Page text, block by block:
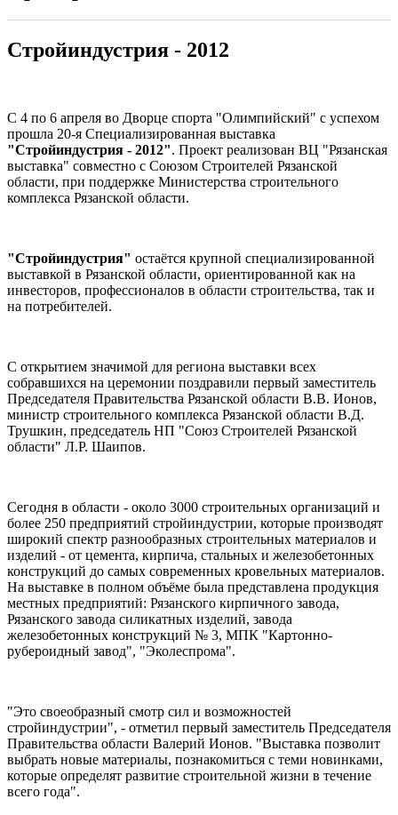
Стройиндустрия - 2012
С 4 по 6 апреля во Дворце спорта "Олимпийский" с успехом
прошла 20-я Специализированная выставка
"Стройиндустрия - 2012". Проект реализован ВЦ "Рязанская
выставка" совместно с Союзом Строителей Рязанской
области, при поддержке Министерства строительного
комплекса Рязанской области.
"Стройиндустрия" остаётся крупной специализированной
выставкой в Рязанской области, ориентированной как на
инвесторов, профессионалов в области строительства, так и
на потребителей.
С открытием значимой для региона выставки всех
собравшихся на церемонии поздравили первый заместитель
Председателя Правительства Рязанской области В.В. Ионов,
министр строительного комплекса Рязанской области В.Д.
Трушкин, председатель НП "Союз Строителей Рязанской
области" Л.Р. Шаипов.
Сегодня в области - около 3000 строительных организаций и
более 250 предприятий стройиндустрии, которые производят
широкий спектр разнообразных строительных материалов и
изделий - от цемента, кирпича, стальных и железобетонных
конструкций до самых современных кровельных материалов.
На выставке в полном объёме была представлена продукция
местных предприятий: Рязанского кирпичного завода,
Рязанского завода силикатных изделий, завода
железобетонных конструкций № 3, МПК "Картонно-
рубероидный завод", "Эколеспрома".
"Это своеобразный смотр сил и возможностей
стройиндустрии", - отметил первый заместитель Председателя
Правительства области Валерий Ионов. "Выставка позволит
выбрать новые материалы, познакомиться с теми новинками,
которые определят развитие строительной жизни в течение
всего года".